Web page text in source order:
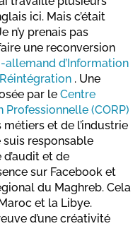
ici. Mais c’était
n’y prenais pas
une reconversion
d’Information
. Une
par le Centre
Professionnelle (CORP)
et de l’industrie
responsable
et de
sur Facebook et
du Maghreb. Cela
et la Libye.
d’une créativité